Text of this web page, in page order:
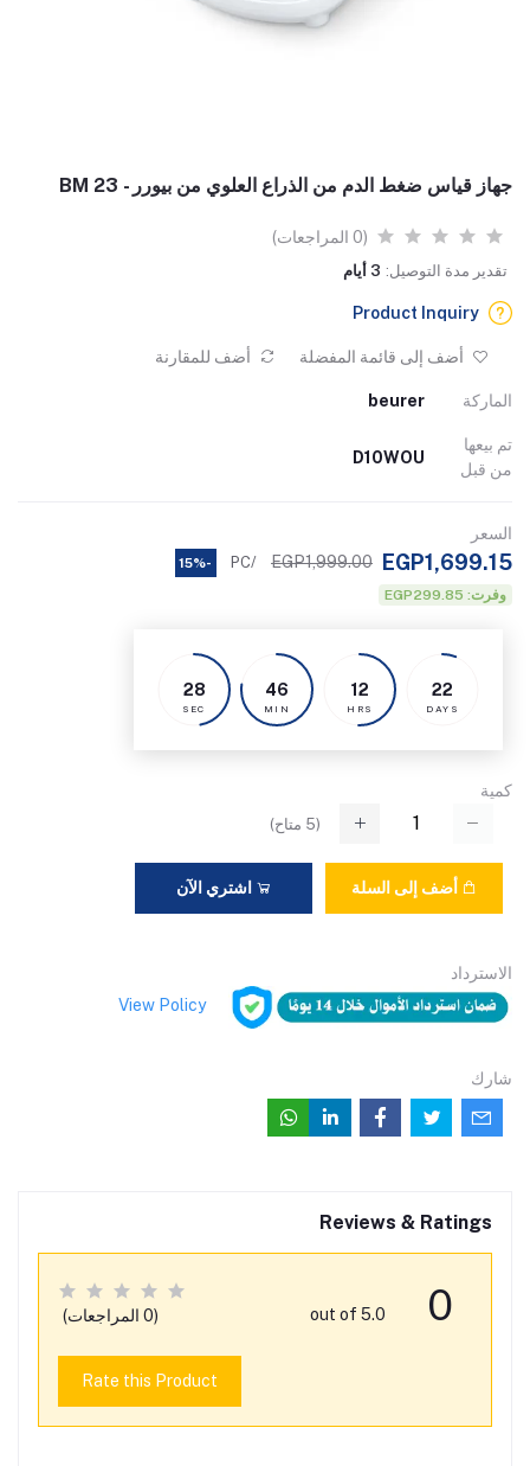
جهاز قياس ضغط الدم من الذراع العلوي من بيورر - BM 23
(0 المراجعات)
تقدير مدة التوصيل: 3 أيام
Product Inquiry
أضف إلى قائمة المفضلة أضف للمقارنة
الماركة beurer
تم بيعها
من قبل
D10WOU
السعر
EGP1,699.15
EGP1,999.00
/PC
-15%
وفرت: EGP299.85
22
DAYS
12
HRS
46
MIN
28
SEC
كمية
(
5 متاح)
أضف إلى السلة اشتري الآن
الاسترداد
View Policy
شارك
Reviews & Ratings
0
out of 5.0 (0 المراجعات)
Rate this Product